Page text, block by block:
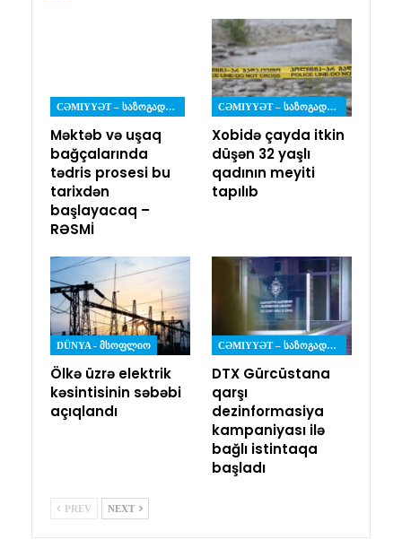
CƏMIYYƏT – ᲡᲐᲖᲝᲒᲐᲓᲝᲔᲑᲐ
Məktəb və uşaq
bağçalarında
tədris prosesi bu
tarixdən
başlayacaq –
RƏSMİ
CƏMIYYƏT – ᲡᲐᲖᲝᲒᲐᲓᲝᲔᲑᲐ
Xobidə çayda itkin
düşən 32 yaşlı
qadının meyiti
tapılıb
DÜNYA - ᲛᲡᲝᲤᲚᲘᲝ
Ölkə üzrə elektrik
kəsintisinin səbəbi
açıqlandı
CƏMIYYƏT – ᲡᲐᲖᲝᲒᲐᲓᲝᲔᲑᲐ
DTX Gürcüstana
qarşı
dezinformasiya
kampaniyası ilə
bağlı istintaqa
başladı
PREV NEXT